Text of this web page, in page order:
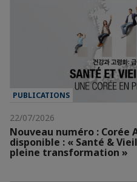
PUBLICATIONS
22/07/2026
Nouveau numéro : Corée
disponible : « Santé &
pleine transformation »